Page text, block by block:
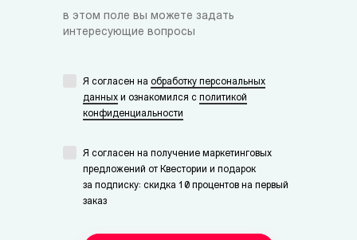
в этом поле вы можете задать
интересующие вопросы
Я согласен на обработку персональных
данных и ознакомился с политикой
конфиденциальности
Я согласен на получение маркетинговых
предложений от Квестории и подарок
за подписку: скидка 10 процентов на первый
заказ